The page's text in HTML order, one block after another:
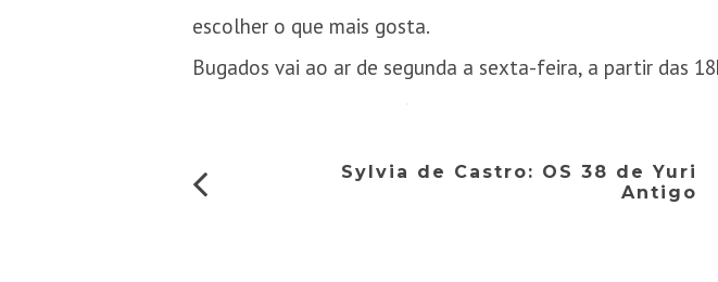
escolher o que mais gosta.
Bugados vai ao ar de segunda a sexta-feira, a partir das
Sylvia de Castro: OS 38 de Yuri
Antigo